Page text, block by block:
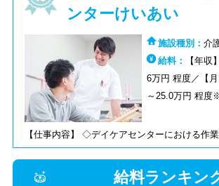
ンターけいあい
施設種別：介
ケア（通所リハ）
給料：
【年収
6万円 程度／【
～25.0万円 程度
【仕事内容】 ◇デイケアセンターにおける作
給料ランキン